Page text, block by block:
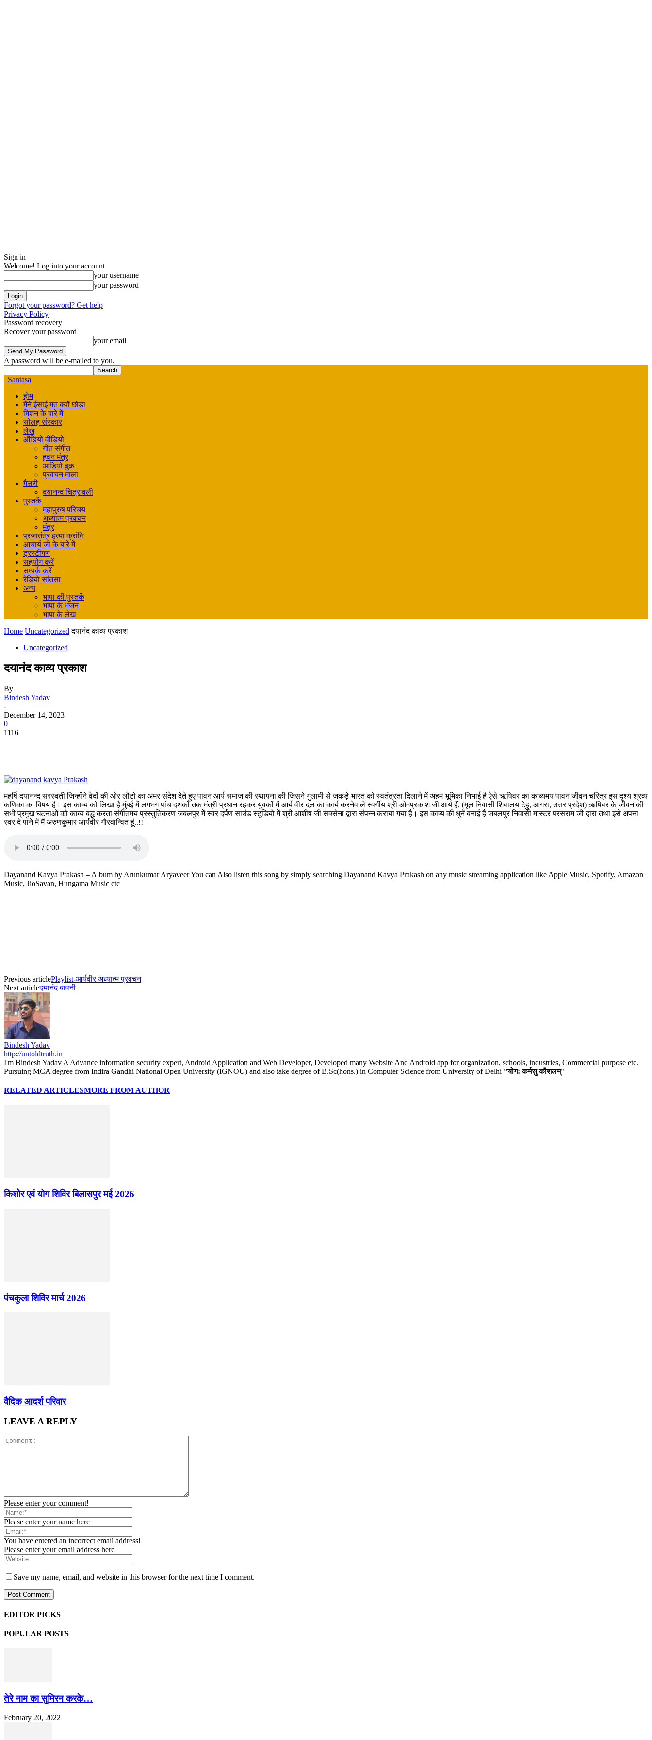
Sign in
Welcome! Log into your account
your username
your password
Forgot your password? Get help
Privacy Policy
Password recovery
Recover your password
your email
A password will be e-mailed to you.
Santasa
होम
मैंने ईसाई मत क्यों छोड़ा
मिशन के बारे में
सोलह संस्कार
लेख
ऑडियो वीडियो
गीत संगीत
हवन मंत्र
आडियो बुक
प्रवचन माला
गैलरी
दयानन्द चित्रावली
पुस्तकें
महापुरुष परिचय
अध्यात्म प्रवचन
मंत्र
प्रजातंत्र हत्या क्रांति
आचार्य जी के बारे में
ट्रस्टीगण
सहयोग करें
सम्पर्क करें
रेडियो सांतसा
अन्य
भापा की पुस्तकें
भापा के भजन
भापा के लेख
Home Uncategorized दयानंद काव्य प्रकाश
Uncategorized
दयानंद काव्य प्रकाश
By
Bindesh Yadav
-
December 14, 2023
0
1116
महर्षि दयानन्द सरस्वती जिन्होंने वेदों की ओर लौटो का अमर संदेश देते हुए पावन आर्य समाज की स्थापना की जिसने गुलामी से जकड़े भारत को स्वतंत्रता दिलाने में अहम भूमिका निभाई है ऐसे ऋषिवर का काव्यमय पावन जीवन चरित्र इस दृश्य श्रव्य
कणिका का विषय है। इस काव्य को लिखा है मुंबई में लगभग पांच दशकों तक मंत्री प्रधान रहकर युवकों में आर्य वीर दल का कार्य करनेवाले स्वर्गीय श्री ओमप्रकाश जी आर्य हैं, (मूल निवासी शिवालय टेहु, आगरा, उत्तर प्रदेश) ऋषिवर के जीवन की
सभी प्रमुख घटनाओं को काव्य बद्ध करता संगीतमय प्रस्तुतिकरण जबलपुर में स्वर दर्पण साउंड स्टूडियो में श्री आशीष जी सक्सेना द्वारा संपन्न कराया गया है। इस काव्य की धुनें बनाई हैं जबलपुर निवासी मास्टर परसराम जी द्वारा तथा इसे अपना
स्वर दे पाने में मैं अरुणकुमार आर्यवीर गौरवान्वित हूं..!!
Dayanand Kavya Prakash – Album by Arunkumar Aryaveer You can Also listen this song by simply searching Dayanand Kavya Prakash on any music streaming application like Apple Music, Spotify, Amazon
Music, JioSavan, Hungama Music etc
Previous articlePlaylist-आर्यवीर अध्यात्म प्रवचन
Next articleदयानंद बावनी
Bindesh Yadav
http://untoldtruth.in
I'm Bindesh Yadav A Advance information security expert, Android Application and Web Developer, Developed many Website And Android app for organization, schools, industries, Commercial purpose etc.
Pursuing MCA degree from Indira Gandhi National Open University (IGNOU) and also take degree of B.Sc(hons.) in Computer Science from University of Delhi ''योग: कर्मसु कौशलम्''
RELATED ARTICLESMORE FROM AUTHOR
किशोर एवं योग शिविर बिलासपुर मई 2026
पंचकुला शिविर मार्च 2026
वैदिक आदर्श परिवार
LEAVE A REPLY
Please enter your comment!
Please enter your name here
You have entered an incorrect email address!
Please enter your email address here
Save my name, email, and website in this browser for the next time I comment.
EDITOR PICKS
POPULAR POSTS
तेरे नाम का सुमिरन करके…
February 20, 2022